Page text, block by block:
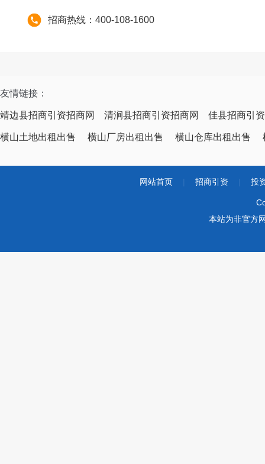
招商热线：400-108-1600
友情链接：
靖边县招商引资招商网 清涧县招商引资招商网 佳县招商引
横山土地出租出售 横山厂房出租出售 横山仓库出租出售
网站首页 招商引资 投
本站为非官方